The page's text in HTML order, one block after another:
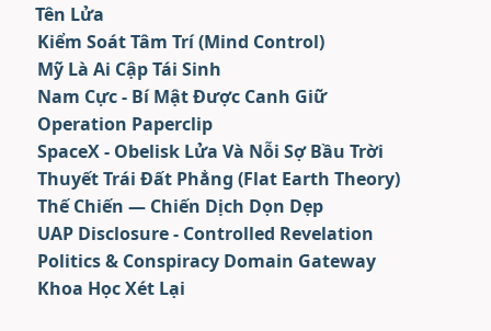
Tên Lửa
Kiểm Soát Tâm Trí (Mind Control)
Mỹ Là Ai Cập Tái Sinh
Nam Cực - Bí Mật Được Canh Giữ
Operation Paperclip
SpaceX - Obelisk Lửa Và Nỗi Sợ Bầu Trời
Thuyết Trái Đất Phẳng (Flat Earth Theory)
Thế Chiến — Chiến Dịch Dọn Dẹp
UAP Disclosure - Controlled Revelation
Politics & Conspiracy Domain Gateway
Khoa Học Xét Lại